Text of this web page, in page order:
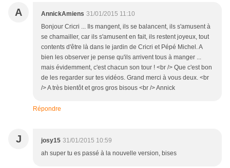
A AnnickAmiens 31/01/2015 11:10
Bonjour Cricri ... Ils mangent, ils se balancent, ils s'amusent à
se chamailler, car ils s'amusent en fait, ils restent joyeux, tout
contents d'être là dans le jardin de Cricri et Pépé Michel. A
bien les observer je pense qu'ils arrivent tous à manger ...
mais évidemment, c'est chacun son tour ! <br /> Que c'est bon
de les regarder sur tes vidéos. Grand merci à vous deux. <br
/> A très bientôt et gros gros bisous <br /> Annick
Répondre
J josy15 31/01/2015 10:59
ah super tu es passé à la nouvelle version, bises